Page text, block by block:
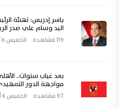
ياسر إدريس: تهنئة
اليد وسام علي صدر
119 مشاهدة الخميس 6 أغسطس, 2026 21:16
بعد غياب سنوات..
مواجهة الدور
97 مشاهدة الخميس 6 أغسطس, 2026 16:00